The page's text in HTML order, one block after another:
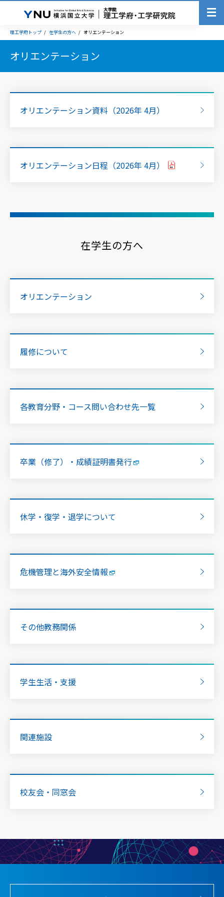
理工学府トップ 在学生の方へ オリエンテーション
オリエンテーション
オリエンテーション資料（2026年 4月）
オリエンテーション日程（2026年 4月）
在学生の方へ
オリエンテーション
履修について
各教育分野・コース問い合わせ先一覧
卒業（修了）・成績証明書発行
休学・復学・退学について
危機管理と海外安全情報
その他教務関係
学生生活・支援
関連施設
校友会・同窓会